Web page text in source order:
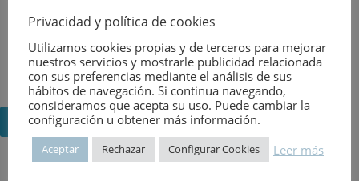
Editor:
THE MACMILLAN COMPANY
Año de publicación: 7 de agosto de 1960
Número:
827
Volver
Privacidad y política de cookies
Utilizamos cookies propias y de terceros para mejorar
nuestros servicios y mostrarle publicidad relacionada
con sus preferencias mediante el análisis de sus
hábitos de navegación. Si continua navegando,
consideramos que acepta su uso. Puede cambiar la
configuración u obtener más información.
Aceptar Rechazar Configurar Cookies Leer más